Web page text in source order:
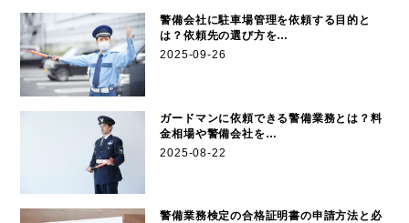
警備会社に駐車場管理を依頼する目的と
は？依頼先の選び方を…
2025-09-26
ガードマンに依頼できる警備業務とは？料
金相場や警備会社を…
2025-08-22
警備業務検定の合格証明書の申請方法と必